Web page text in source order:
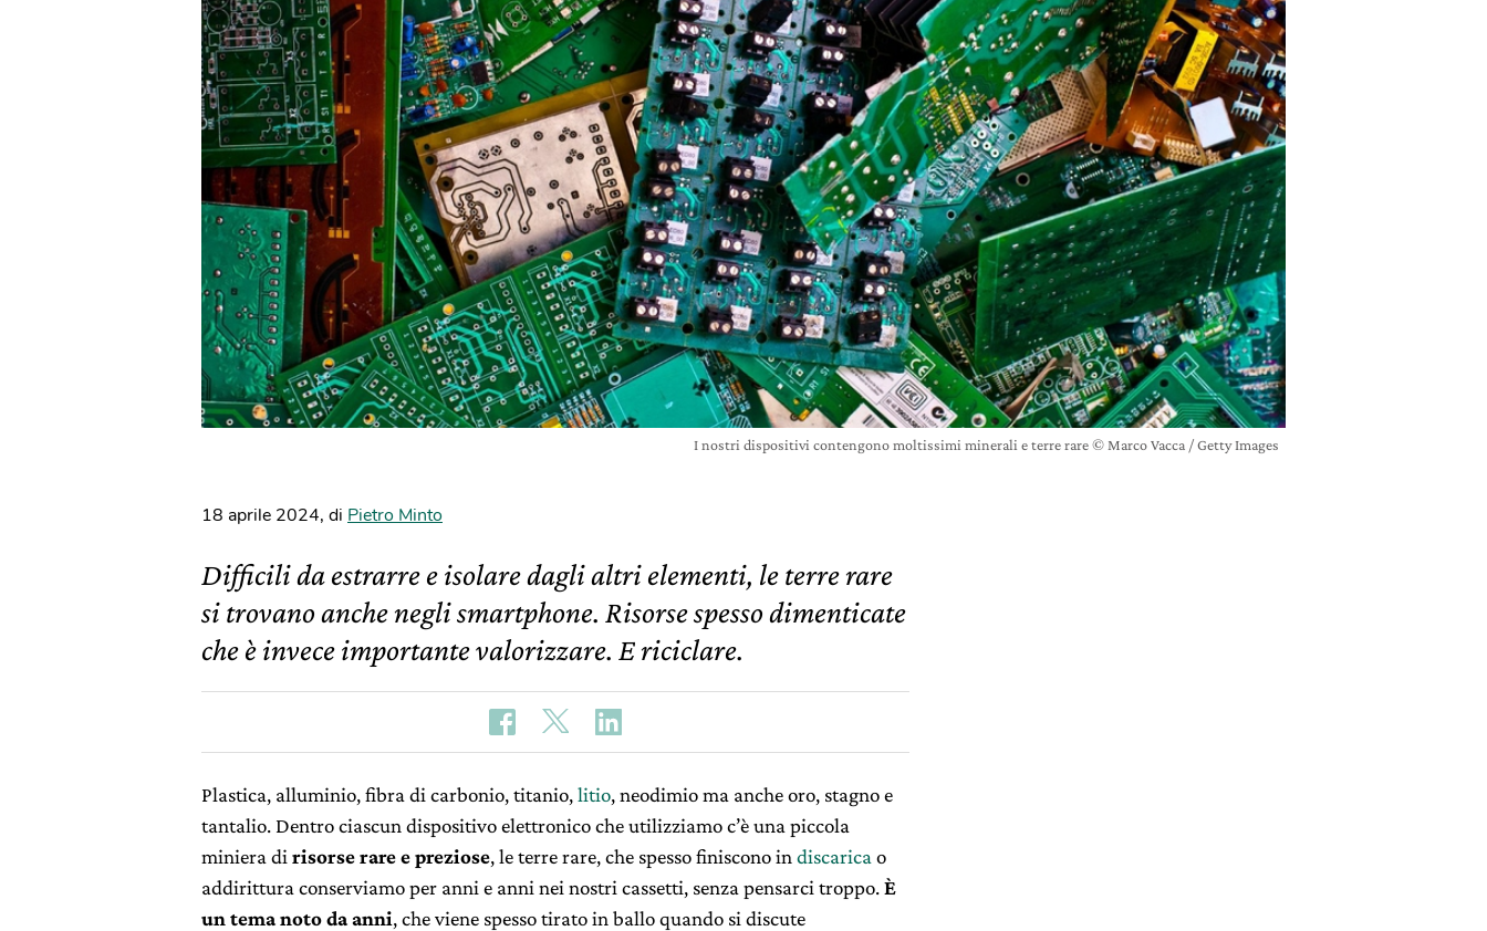
I nostri dispositivi contengono moltissimi minerali e terre rare © Marco Vacca / Getty Images
18 aprile 2024, di Pietro Minto
Difficili da estrarre e isolare dagli altri elementi, le terre rare
si trovano anche negli smartphone. Risorse spesso dimenticate
che è invece importante valorizzare. E riciclare.
Plastica, alluminio, fibra di carbonio, titanio,litio, neodimio ma anche oro, stagno e
tantalio. Dentro ciascun dispositivo elettronico che utilizziamo c’è una piccola
miniera di risorse rare e preziose, le terre rare, che spesso finiscono in discarica o
addirittura conserviamo per anni e anni nei nostri cassetti, senza pensarci troppo.È
un tema noto da anni, che viene spesso tirato in ballo quando si discute